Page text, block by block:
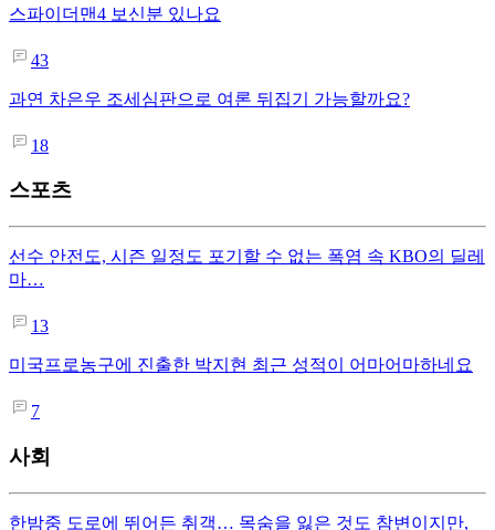
스파이더맨4 보신분 있나요
43
과연 차은우 조세심판으로 여론 뒤집기 가능할까요?
18
스포츠
선수 안전도, 시즌 일정도 포기할 수 없는 폭염 속 KBO의 딜레
마…
13
미국프로농구에 진출한 박지현 최근 성적이 어마어마하네요
7
사회
한밤중 도로에 뛰어든 취객… 목숨을 잃은 것도 참변이지만,